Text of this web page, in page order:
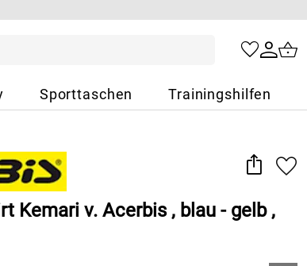
Sporttaschen Trainingshilfen
Kemari v. Acerbis , blau - gelb ,